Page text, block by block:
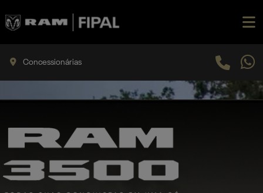
Concessionárias